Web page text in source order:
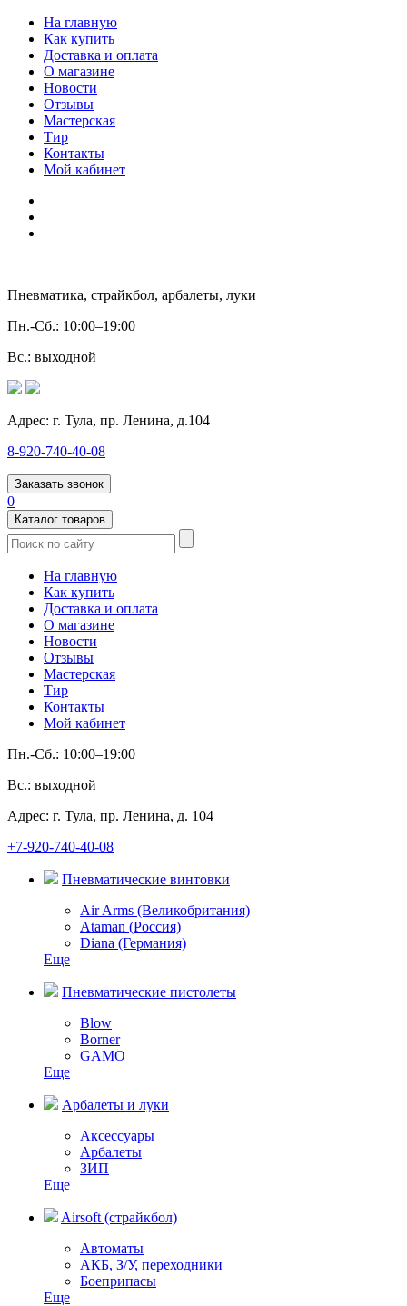
На главную
Как купить
Доставка и оплата
О магазине
Новости
Отзывы
Мастерская
Тир
Контакты
Мой кабинет
Пневматика, страйкбол, арбалеты, луки
Пн.-Сб.: 10:00–19:00
Вс.: выходной
Адрес: г. Тула, пр. Ленина, д.104
8-920-740-40-08
Заказать звонок
0
Каталог товаров
На главную
Как купить
Доставка и оплата
О магазине
Новости
Отзывы
Мастерская
Тир
Контакты
Мой кабинет
Пн.-Сб.: 10:00–19:00
Вс.: выходной
Адрес: г. Тула, пр. Ленина, д. 104
+7-920-740-40-08
Пневматические винтовки
Air Arms (Великобритания)
Ataman (Россия)
Diana (Германия)
Еще
Пневматические пистолеты
Blow
Borner
GAMO
Еще
Арбалеты и луки
Аксессуары
Арбалеты
ЗИП
Еще
Airsoft (страйкбол)
Автоматы
АКБ, З/У, переходники
Боеприпасы
Еще